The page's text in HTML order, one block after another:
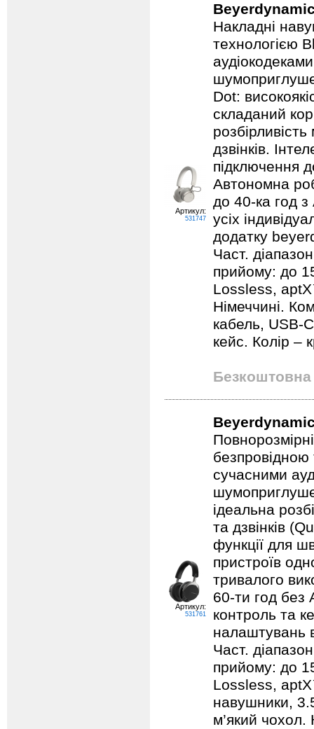
Артикул:
531747
Накладні
технологією
Dot:
складаний
дзвінків.
підключення
Автономна
до 40-ка год
усіх
додатку
Част.
прийому: до
Lossless,
Німеччині.
кабель, USB-
кейс. Колір –
Безкоштовна
Артикул:
531761
сучасними
ідеальна
та дзвінків
функції для
пристроїв
тривалого
60-ти год без
контроль та
налаштувань
Част.
прийому: до
Lossless,
навушники,
м’який чохол.